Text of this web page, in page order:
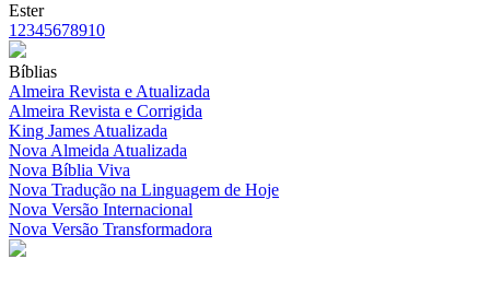
Ester
1 2345678910
Bíblias
Almeira Revista e Atualizada
Almeira Revista e Corrigida
King James Atualizada
Nova Almeida Atualizada
Nova Bíblia Viva
Nova Tradução na Linguagem de Hoje
Nova Versão Internacional
Nova Versão Transformadora